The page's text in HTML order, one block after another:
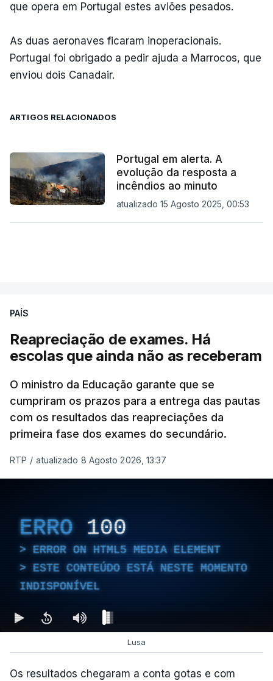
que opera em Portugal estes aviões pesados.
As duas aeronaves ficaram inoperacionais.
Portugal foi obrigado a pedir ajuda a Marrocos, que
enviou dois Canadair.
ARTIGOS RELACIONADOS
Portugal em alerta. A
evolução da resposta a
incêndios ao minuto
atualizado 15 Agosto 2025, 00:53
PAÍS
Reapreciação de exames. Há
escolas que ainda não as receberam
O ministro da Educação garante que se
cumpriram os prazos para a entrega das pautas
com os resultados das reapreciações da
primeira fase dos exames do secundário.
RTP / atualizado 8 Agosto 2026, 13:37
ERRO 100
ERROR ON HTML5 MEDIA ELEMENT
ESTE CONTEÚDO ESTÁ NESTE MOMENTO
INDISPONÍVEL
Lusa
Os resultados chegaram a conta gotas e com